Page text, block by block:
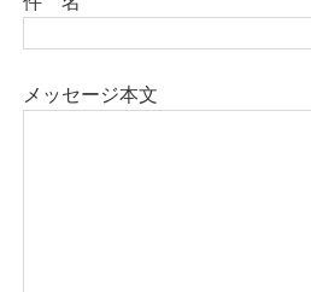
メッセージ本文